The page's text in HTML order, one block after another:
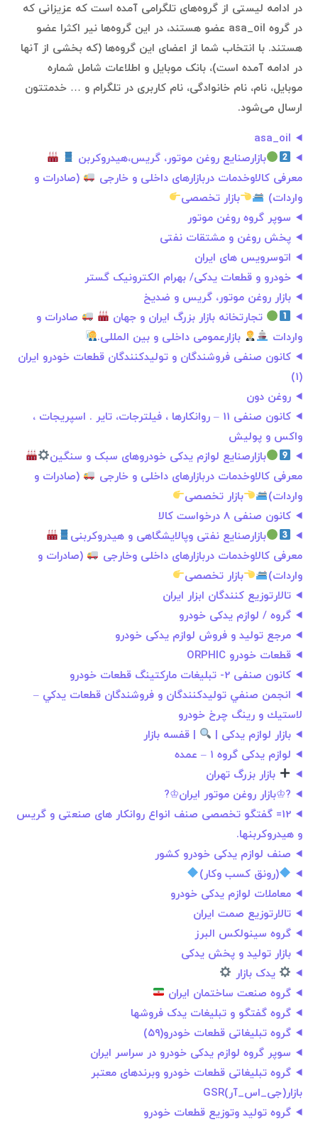
در ادامه لیستی از گروه‌های تلگرامی آمده است که عزیزانی که
در گروه asa_oil عضو هستند، در این گروه‌ها نیر اکثرا عضو
هستند. با انتخاب شما از اعضای این گروه‌ها (که بخشی از آنها
در ادامه آمده است)، بانک موبایل و اطلاعات شامل شماره
موبایل، نام، نام خانوادگی، نام کاربری در تلگرام و … خدمتتون
ارسال می‌شود.
asa_oil
بازارصنایع روغن موتور، گریس،هیدروکربن
معرفی کالاوخدمات دربازارهای داخلی و خارجی
(صادرات و
واردات)
بازار تخصصی
سوپر گروه روغن موتور
پخش روغن و مشتقات نفتی
اتوسرویس های ایران
خودرو و قطعات یدکی/ بهرام الکترونیک گستر
بازار روغن موتور، گریس و ضدیخ
تجارتخانه بازار بزرگ ایران و جهان
صادرات و
واردات
بازارعمومی داخلی و بین المللی.
کانون صنفی فروشندگان و تولیدکنندگان قطعات خودرو ایران
(1)
روغن دون
کانون صنفی 11 – روانکارها ، فیلترجات، تایر . اسپریجات ،
واکس و پولیش
بازارصنایع لوازم یدکی خودروهای سبک و سنگین
معرفی کالاوخدمات دربازارهای داخلی و خارجی
(صادرات و
واردات)
بازار تخصصی
کانون صنفی 8 درخواست كالا
بازارصنایع نفتی وپالایشگاهی و هیدروکربنی
معرفی کالاوخدمات دربازارهای داخلی وخارجی
(صادرات و
واردات)
بازار تخصصی
تالارتوزیع کنندگان ابزار ایران
گروه / لوازم یدکی خودرو
مرجع تولید و فروش لوازم یدکی خودرو
قطعات خودرو ORPHIC
کانون صنفی 2- تبلیغات ماركتينگ قطعات خودرو
انجمن صنفي توليدكنندگان و فروشندگان قطعات يدكي –
لاستيك و رينگ چرخ خودرو
بازار لوازم یدکی |
| قفسه بازار
لوازم یدکی گروه ۱ – عمده
بازار بزرگ تهران
?♔بازار روغن موتور ایران♔?
12= گفتگو تخصصی صنف انواع روانکار های صنعتی و گریس
و هیدروکربنها.
صنف لوازم یدکی خودرو کشور
(رونق کسب وکار)
معاملات لوازم یدکی خودرو
تالارتوزیع صمت ایران
گروه سینولکس البرز
بازار تولید و‌ پخش‌ یدکی
یدک بازار
گروه صنعت ساختمان ایران
گروه گفتگو و تبلیغات یدک فروشها
گروه تبلیغاتی قطعات خودرو(۵۹)
سوپر گروه لوازم یدکی خودرو در سراسر ایران
گروه تبلیغاتی قطعات خودرو وبرندهای معتبر
بازار(جی_اس_آر)GSR
گروه تولید وتوزیع قطعات خودرو